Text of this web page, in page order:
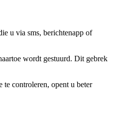
u via sms, berichtenapp of
wordt gestuurd. Dit gebrek
controleren, opent u beter